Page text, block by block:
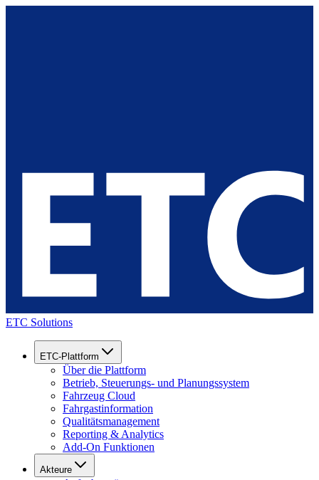
ETC Solutions
ETC-Plattform
Über die Plattform
Betrieb, Steuerungs- und Planungssystem
Fahrzeug Cloud
Fahrgastinformation
Qualitätsmanagement
Reporting & Analytics
Add-On Funktionen
Akteure